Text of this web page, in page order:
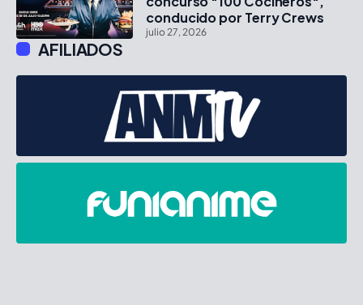
conducido por Terry Crews
julio 27, 2026
AFILIADOS